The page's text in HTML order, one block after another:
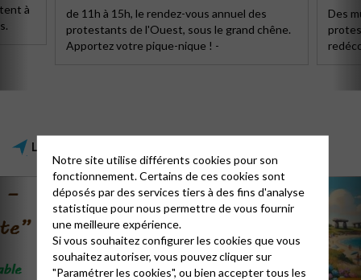
à
2026
de 11h à 15h, le rendez-vous annuel des
protestants de l'Ouest, sous le grand chêne.
Apportez votre pique-nique ! -
Des
LA VIE DE NOTRE ÉGLISE
Notre site utilise différents cookies pour son
fonctionnement. Certains de ces cookies sont
déposés par des services tiers à des fins d'analyse
statistique pour nous permettre de vous fournir
une meilleure expérience.
Si vous souhaitez configurer les cookies que vous
souhaitez autoriser, vous pouvez cliquer sur
"Paramétrer les cookies", ou bien accepter tous les